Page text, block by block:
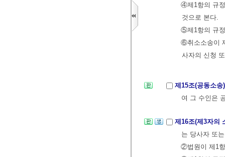
④제1항의 규
것으로 본다.
⑤제1항의 규
⑥취소소송이
사자의 신청
제15조(공동소
여 그 수인은
제16조(제3자의
는 당사자 또
②법원이 제1